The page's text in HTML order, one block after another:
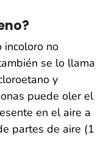
incoloro no
se lo llama
y
puede oler el
en el aire a
partes de aire (1